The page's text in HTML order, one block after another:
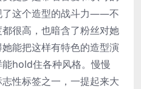
了这个造型的战斗力——不
很高，也暗含了粉丝对她
能把这样有特色的造型演
hold住各种风格。慢慢
性标签之一，一提起来大